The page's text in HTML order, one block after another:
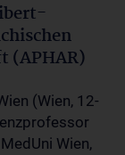
(APHAR)
(Wien, 12-
Wien,